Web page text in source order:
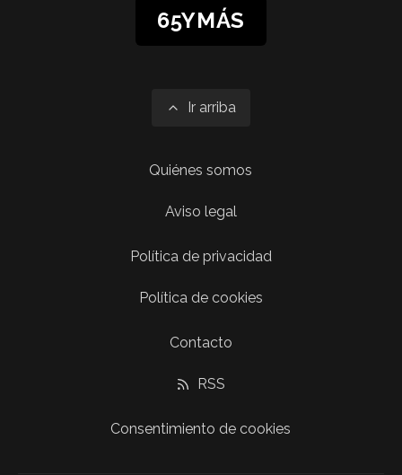
65YMÁS
Ir arriba
Quiénes somos
Aviso legal
Política de privacidad
Política de cookies
Contacto
RSS
Consentimiento de cookies